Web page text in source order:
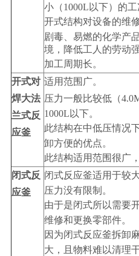
小（1000L以下）的工
开式结构对设备的维
剧毒、易燃的化学产
境，降低工人的劳动强
加工周期长。
开式对
焊大法
兰式反
应釜
适用范围广。
压力一般比较低（
1000L以下。
此结构在中低压情况
卸方便的优点。
此结构适用范围很广
闭式反
应釜
闭式反应釜适用于较
压力没有限制。
由于是闭式所以需要
维修和更换零部件。
因为闭式反应釜拆卸
大，且物料难以清理